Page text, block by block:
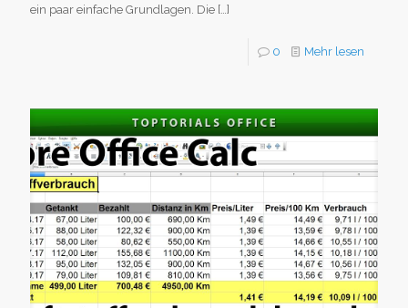
ein paar einfache Grundlagen. Die […]
0 Mehr lesen